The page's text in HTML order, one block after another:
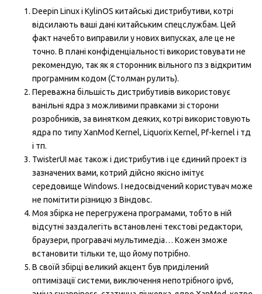
Deepin Linux і KylinOS китайські дистрибутиви, котрі
відсилають ваші дані китайським спецслужбам. Цей
факт начебто виправили у нових випусках, але це не
точно. В плані конфіденціальності використовувати не
рекомендую, так як я сторонник вільного пз з відкритим
програмним кодом (Столман рулить).
Переважна більшість дистрибутивів використовує
ванільні ядра з можливими правками зі сторони
розробників, за винятком деяких, котрі використовують
ядра по типу XanMod Kernel, Liquorix Kernel, Pf-kernel і тд
і тп.
TwisterUI має також і дистрибутив і це єдиний проект із
зазначених вами, котрий дійсно якісно імітує
середовище Windows. І недосвідчений користувач може
не помітити різницю з Віндовс.
Моя збірка не перегружена програмами, тобто в ній
відсутні заздалегіть встановлені текстові редактори,
браузери, програвачі мультимедіа… Кожен зможе
встановити тільки те, що йому потрібно.
В своїй збірці великий акцент був приділений
оптимізації системи, виключення непотрібного ipv6,